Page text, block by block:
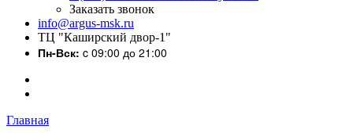
Заказать звонок
info@argus-msk.ru
ТЦ "Каширский двор-1"
Пн-Вск: c 09:00 до 21:00
Главная